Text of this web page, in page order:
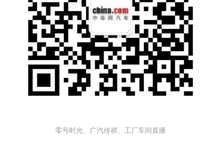
看这里!
上万个零件如何变成汽车?我们将镜头摇向广
汽传祺广州工厂生产线云监工朋友们，直播节
目踏浪而来
“压力山大“冲压线，演绎“裁纸式”精准压钢卷，
零号时光、广汽传祺、工厂车间直播